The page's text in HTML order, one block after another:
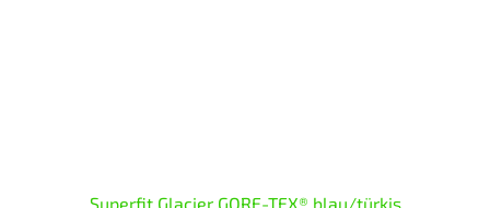
Superfit Glacier GORE-TEX® blau/türkis